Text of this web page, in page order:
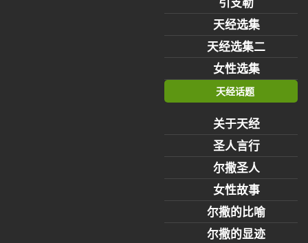
天经选集
天经选集二
女性选集
天经话题
关于天经
圣人言行
尔撒圣人
女性故事
尔撒的比喻
尔撒的显迹